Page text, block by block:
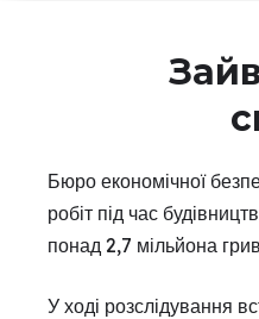
Бюро економічної
робіт під час
понад 2,7 мільйона
У ході розслідування